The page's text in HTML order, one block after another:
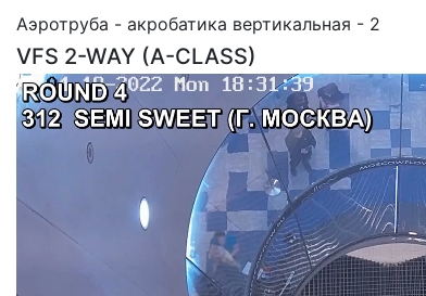
Аэротруба - акробатика вертикальная - 2
VFS 2-WAY (A-CLASS)